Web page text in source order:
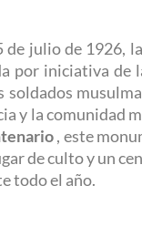
de julio de 1926,
por iniciativa de
soldados
y la comunidad
, este
de culto y un
todo el año.